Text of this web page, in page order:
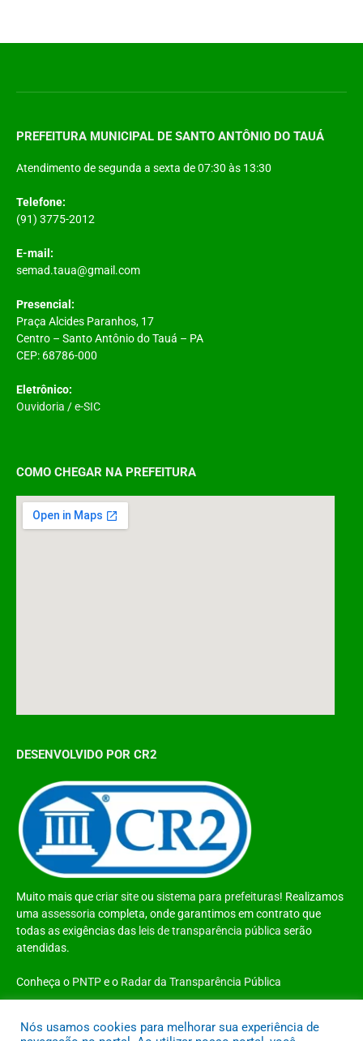
PREFEITURA MUNICIPAL DE SANTO ANTÔNIO DO TAUÁ
Atendimento de segunda a sexta de 07:30 às 13:30
Telefone:
(91) 3775-2012
E-mail:
semad.taua@gmail.com
Presencial:
Praça Alcides Paranhos, 17
Centro – Santo Antônio do Tauá – PA
CEP: 68786-000
Eletrônico:
Ouvidoria /e-SIC
COMO CHEGAR NA PREFEITURA
DESENVOLVIDO POR CR2
Muito mais quecriar siteou sistema para prefeituras! Realizamos
uma assessoria completa, onde garantimos em contrato que
todas as exigências das leis de transparência pública serão
atendidas.
Conheça o PNTPe o Radar da Transparência Pública
Nós usamos cookies para melhorar sua experiência de